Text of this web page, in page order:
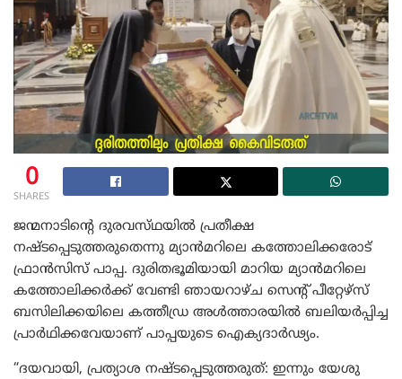
0
SHARES
ജന്മനാടിന്റെ ദുരവസ്‌ഥയിൽ പ്രതീക്ഷ
നഷ്ടപ്പെടുത്തരുതെന്നു മ്യാൻമറിലെ കത്തോലിക്കരോട്
ഫ്രാൻസിസ് പാപ്പ. ദുരിതഭൂമിയായി മാറിയ മ്യാൻമറിലെ
കത്തോലിക്കർക്ക് വേണ്ടി ഞായറാഴ്ച സെന്റ് പീറ്റേഴ്‌സ്
ബസിലിക്കയിലെ കത്തീഡ്ര അൾത്താരയിൽ ബലിയർപ്പിച്ച
പ്രാർഥിക്കവേയാണ് പാപ്പയുടെ ഐക്യദാർഢ്യം.
“ദയവായി, പ്രത്യാശ നഷ്ടപ്പെടുത്തരുത്: ഇന്നും യേശു